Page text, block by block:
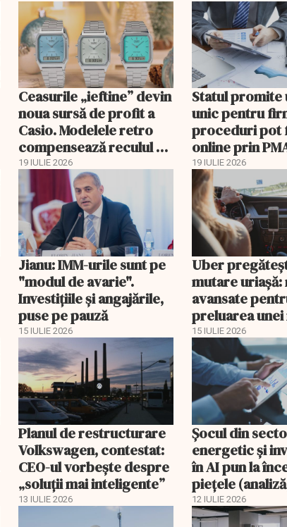
Ceasurile „ieftine” devin
noua sursă de profit a
Casio. Modelele retro
compensează reculul G-
Shock din China
19 IULIE 2026
Statul promite
unic pentru
proceduri pot
online prin
19 IULIE 2026
Jianu: IMM-urile sunt pe
"modul de avarie".
Investițiile și angajările,
puse pe pauză
15 IULIE 2026
Uber
mutare
avansate
preluarea
platforme de
15 IULIE 2026
Planul de restructurare
Volkswagen, contestat:
CEO-ul vorbește despre
„soluții mai inteligente”
13 IULIE 2026
Șocul din
energetic și
în AI pun la
piețele
12 IULIE 2026